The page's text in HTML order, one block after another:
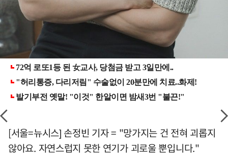
[서울=뉴시스] 손정빈 기자 = "망가지는 건 전혀 괴롭지
않아요. 자연스럽지 못한 연기가 괴로울 뿐입니다."